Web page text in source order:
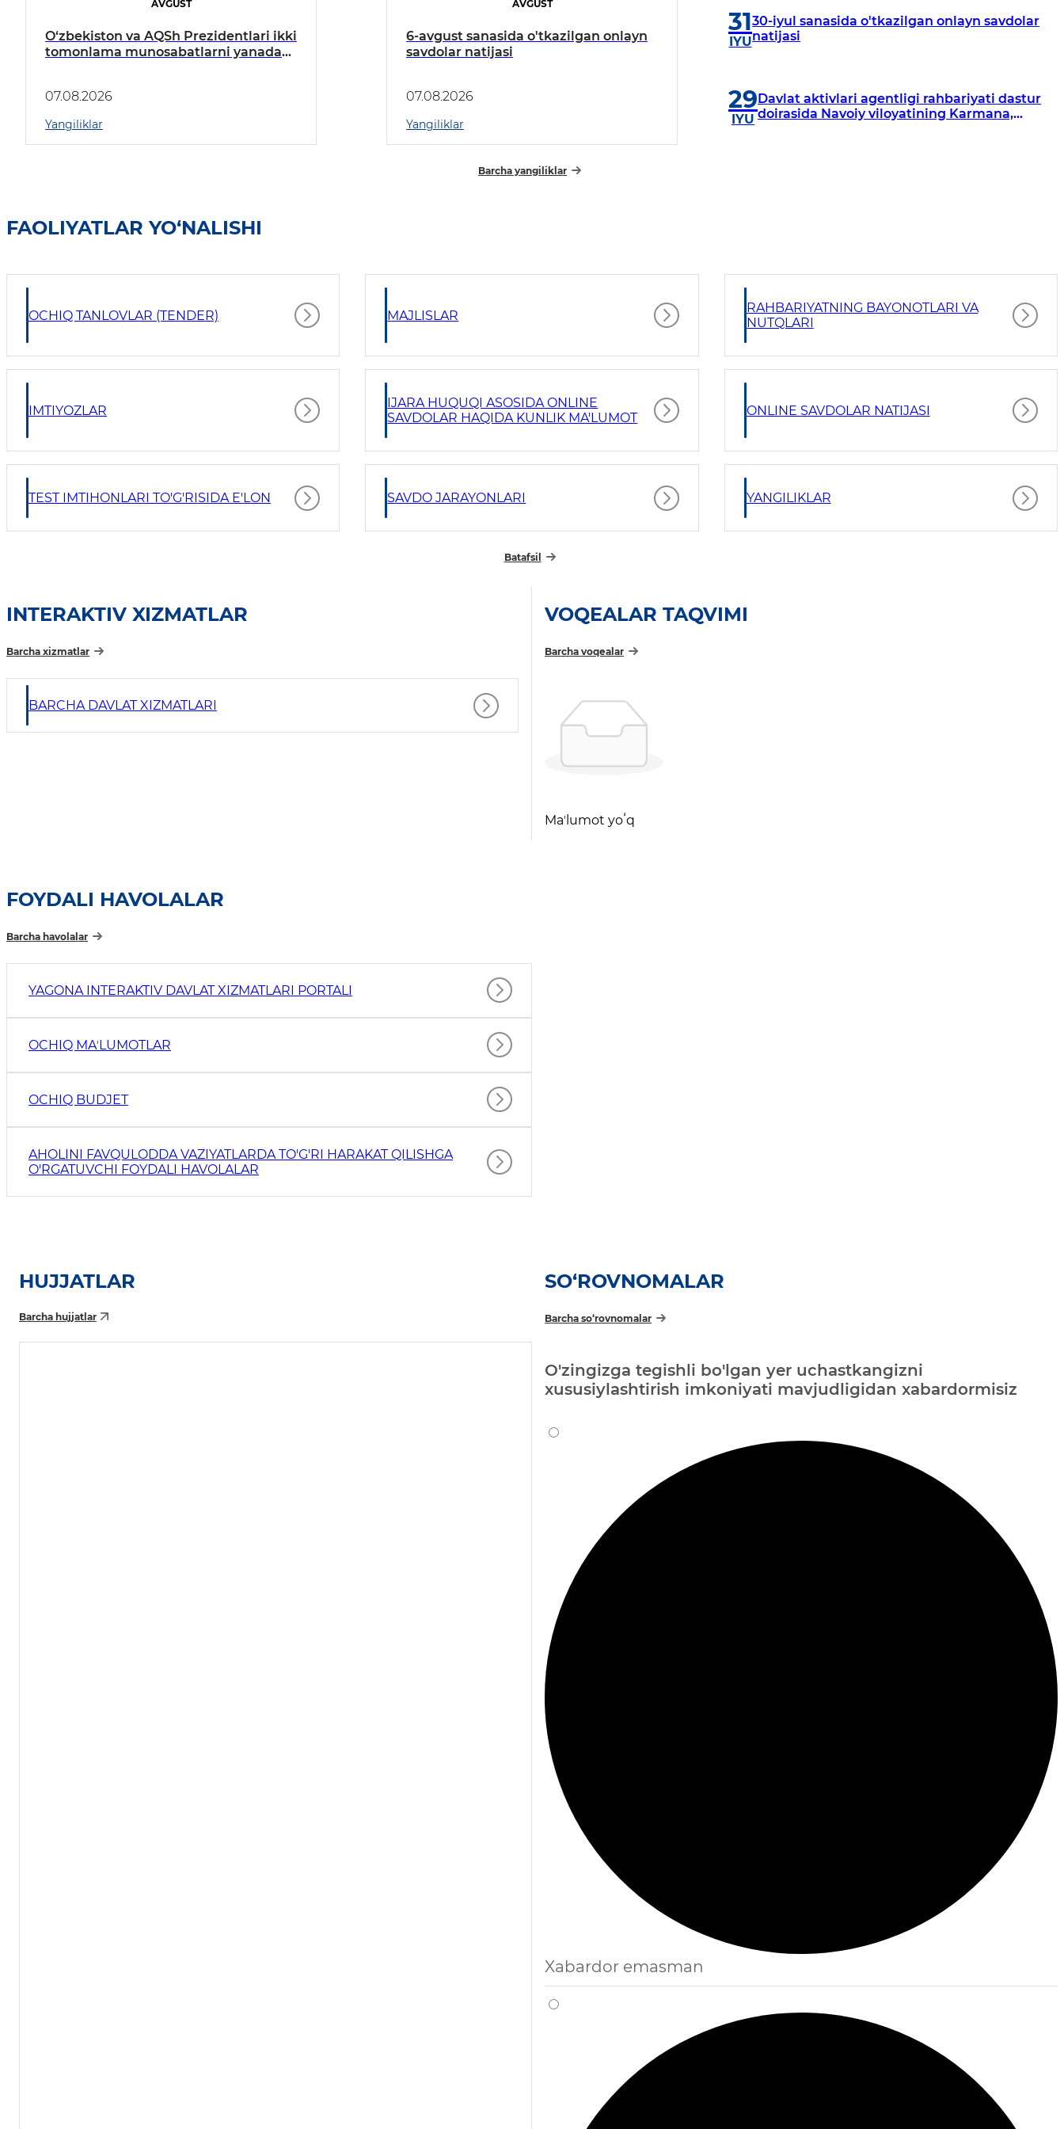
AVGUST
O‘zbekiston va AQSh Prezidentlari ikki
tomonlama munosabatlarni yanada
07.08.2026
Yangiliklar
AVGUST
6-avgust sanasida o'tkazilgan onlayn
savdolar natijasi
07.08.2026
Yangiliklar
31
IYU
30-iyul sanasida o'tkazilgan onlayn savdolar
natijasi
29
IYU
Davlat aktivlari agentligi rahbariyati dastur
doirasida Navoiy viloyatining Karmana,
Barcha yangiliklar
FAOLIYATLAR YO‘NALISHI
OCHIQ TANLOVLAR (TENDER) MAJLISLAR
RAHBARIYATNING BAYONOTLARI VA
NUTQLARI
IMTIYOZLAR
IJARA HUQUQI ASOSIDA ONLINE
SAVDOLAR HAQIDA KUNLIK MA'LUMOT
ONLINE SAVDOLAR NATIJASI
TEST IMTIHONLARI TO'G'RISIDA E'LON SAVDO JARAYONLARI YANGILIKLAR
Batafsil
INTERAKTIV XIZMATLAR
Barcha xizmatlar
BARCHA DAVLAT XIZMATLARI
VOQEALAR TAQVIMI
Barcha voqealar
Maʼlumot yoʻq
FOYDALI HAVOLALAR
Barcha havolalar
YAGONA INTERAKTIV DAVLAT XIZMATLARI PORTALI
OCHIQ MAʼLUMOTLAR
OCHIQ BUDJET
AHOLINI FAVQULODDA VAZIYATLARDA TO'G'RI HARAKAT QILISHGA
O'RGATUVCHI FOYDALI HAVOLALAR
HUJJATLAR
Barcha hujjatlar
SO‘ROVNOMALAR
Barcha so‘rovnomalar
O'zingizga tegishli bo'lgan yer uchastkangizni
xususiylashtirish imkoniyati mavjudligidan xabardormisiz
Xabardor emasman